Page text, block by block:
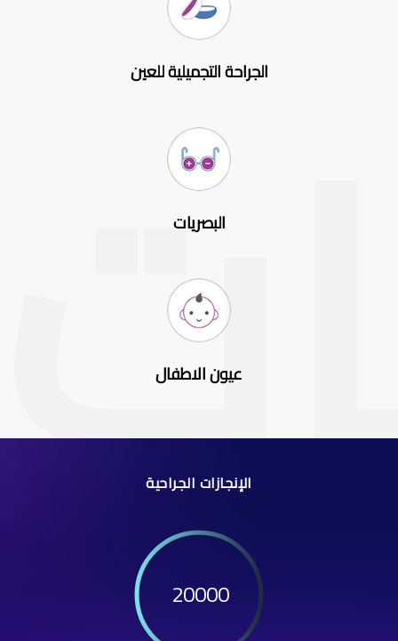
الجراحة التجميلية للعين
البصريات
عيون الاطفال
الإنجازات الجراحية
20000